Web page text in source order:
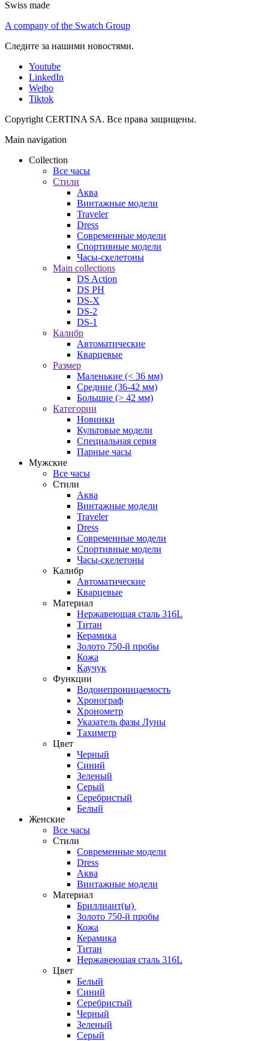
Swiss made
A company of the Swatch Group
Следите за нашими новостями.
Youtube
LinkedIn
Weibo
Tiktok
Copyright CERTINA SA. Все права защищены.
Main navigation
Collection
Все часы
Стили
Аква
Винтажные модели
Traveler
Dress
Современные модели
Спортивные модели
Часы-скелетоны
Main collections
DS Action
DS PH
DS-X
DS-2
DS-1
Калибр
Автоматические
Кварцевые
Размер
Маленькие (< 36 мм)
Средние (36-42 мм)
Большие (> 42 мм)
Категории
Новинки
Культовые модели
Специальная серия
Парные часы
Мужские
Все часы
Стили
Аква
Винтажные модели
Traveler
Dress
Современные модели
Спортивные модели
Часы-скелетоны
Калибр
Автоматические
Кварцевые
Материал
Нержавеющая сталь 316L
Титан
Керамика
Золото 750-й пробы
Кожа
Каучук
Функции
Водонепроницаемость
Хронограф
Хронометр
Указатель фазы Луны
Тахиметр
Цвет
Черный
Синий
Зеленый
Серый
Серебристый
Белый
Женские
Все часы
Стили
Современные модели
Dress
Аква
Винтажные модели
Материал
Бриллиант(ы)
Золото 750-й пробы
Кожа
Керамика
Титан
Нержавеющая сталь 316L
Цвет
Белый
Синий
Серебристый
Черный
Зеленый
Серый